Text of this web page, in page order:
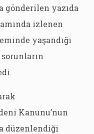
gönderilen yazıda
izlenen
yaşandığı
Kanunu’nun
düzenlendiği